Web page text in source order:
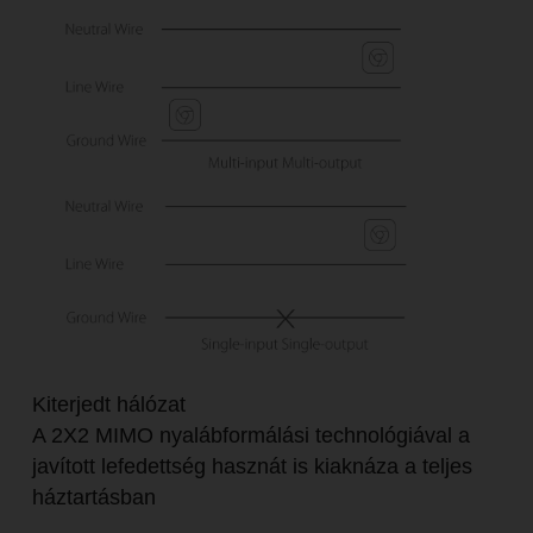
Kiterjedt hálózat
A 2X2 MIMO nyalábformálási technológiával a
javított lefedettség hasznát is kiaknáza a teljes
háztartásban